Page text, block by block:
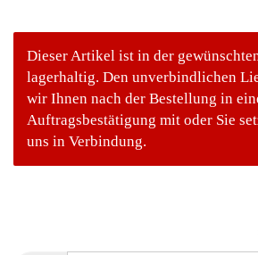
Dieser Artikel ist in der
lagerhaltig. Den unverbindlichen
wir Ihnen nach der Bestellung in
Auftragsbestätigung mit oder Sie
uns in Verbindung.